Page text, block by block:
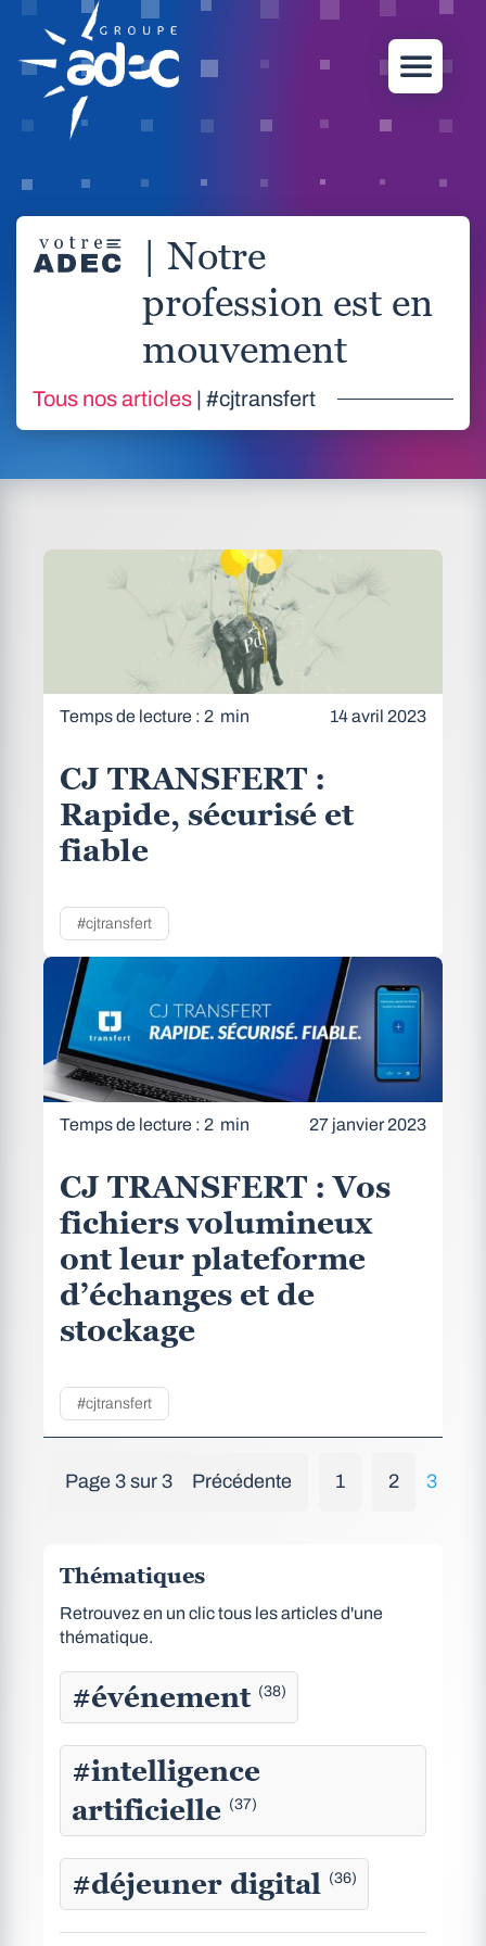
| Notre
profession est en
mouvement
Tous nos articles | #cjtransfert
Temps de lecture : 2 min 14 avril 2023
CJ TRANSFERT :
Rapide, sécurisé et
fiable
#cjtransfert
Temps de lecture : 2 min 27 janvier 2023
CJ TRANSFERT : Vos
fichiers volumineux
ont leur plateforme
d’échanges et de
stockage
#cjtransfert
Page 3 sur 3 Précédente 1 2 3
Thématiques
Retrouvez en un clic tous les articles d'une
thématique.
#événement (38)
#intelligence
artificielle (37)
#déjeuner digital (36)